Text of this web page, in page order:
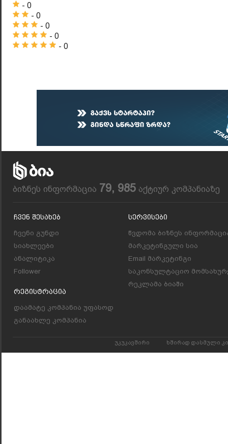
- 0
- 0
- 0
- 0
- 0
ბიზნეს ინფორმაცია 79, 985 აქტიურ კომპანიაზე
Ჩვენ Შესახებ
ჩვენი გუნდი
სიახლეები
ანალიტიკა
Follower
Რეგისტრაცია
დაამატე კომპანია უფასოდ
განაახლე კომპანია
Სერვისები
წვდომა ბიზნეს
მარკეტინგული სია
Email მარკეტინგი
საკონსულტაციო
რეკლამა ბიაში
უკუკავშირი ხშირად დასმული